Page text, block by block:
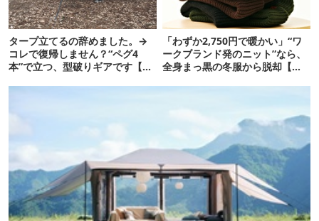
タープ立てるの辞めました。→
コレで復帰しません？“ペグ4
本”で立つ、型破りギアです【ド
「わずか2,750円で暖かい」“ワ
ークブランド発のニット”なら、
全身まっ黒の冬服から脱却【ユ